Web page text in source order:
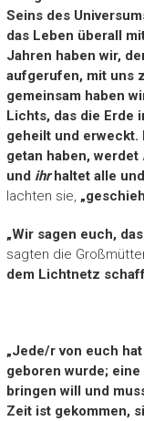
Seins des
das Leben überall
Jahren haben wir,
aufgerufen, mit uns
gemeinsam haben
Lichts, das die Erde
geheilt und erweckt.
getan haben, werdet
und ihrhaltet alle und
lachten sie,
„Wir sagen euch,
sagten die
dem Lichtnetz
„Jede/r von euch
geboren wurde;
bringen will und
Zeit ist gekommen,